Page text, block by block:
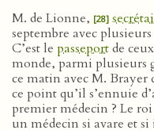
M. de Lionne, [28]
septembre avec
C’est le passeportde
monde, parmi plusieurs
ce matin avec M. Brayer
ce point qu’il s’ennuie
premier médecin ? Le
un médecin si avare et